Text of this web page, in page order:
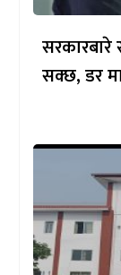
सरकारबारे
सक्छ, डर